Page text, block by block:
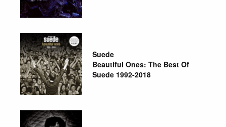
Suede
Beautiful Ones: The Best Of
Suede 1992-2018